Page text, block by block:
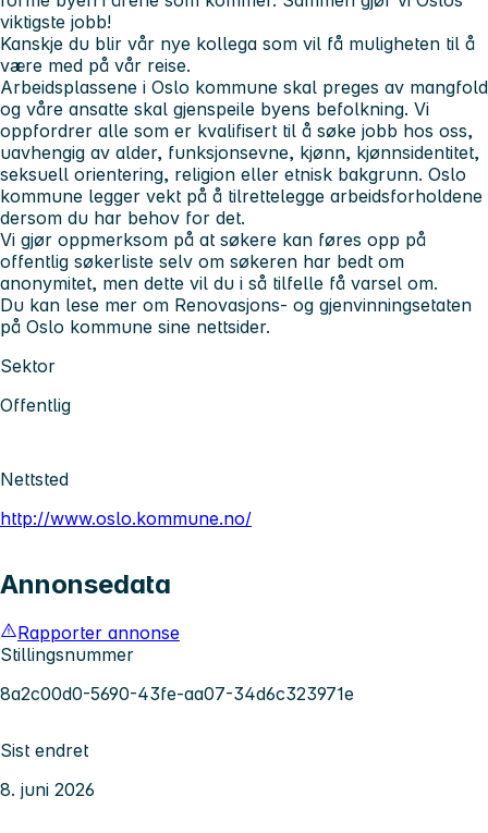
viktigste jobb!
Kanskje du blir vår nye kollega som vil få muligheten til å
være med på vår reise.
Arbeidsplassene i Oslo kommune skal preges av mangfold
og våre ansatte skal gjenspeile byens befolkning. Vi
oppfordrer alle som er kvalifisert til å søke jobb hos oss,
uavhengig av alder, funksjonsevne, kjønn, kjønnsidentitet,
seksuell orientering, religion eller etnisk bakgrunn. Oslo
kommune legger vekt på å tilrettelegge arbeidsforholdene
dersom du har behov for det.
Vi gjør oppmerksom på at søkere kan føres opp på
offentlig søkerliste selv om søkeren har bedt om
anonymitet, men dette vil du i så tilfelle få varsel om.
Du kan lese mer om Renovasjons- og gjenvinningsetaten
på Oslo kommune sine nettsider.
Sektor
Offentlig
Nettsted
http://www.oslo.kommune.no/
Annonsedata
Rapporter annonse
Stillingsnummer
8a2c00d0-5690-43fe-aa07-34d6c323971e
Sist endret
8. juni 2026